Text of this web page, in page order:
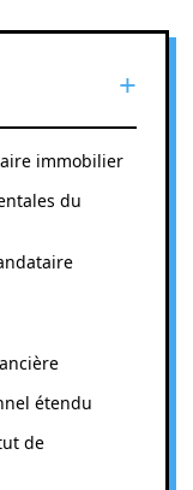
immobilier
du
étendu
de